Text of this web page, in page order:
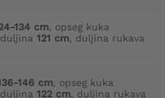
134 cm, opseg kuka
121 cm, duljina rukava
146 cm, opseg kuka
122 cm, duljina rukava